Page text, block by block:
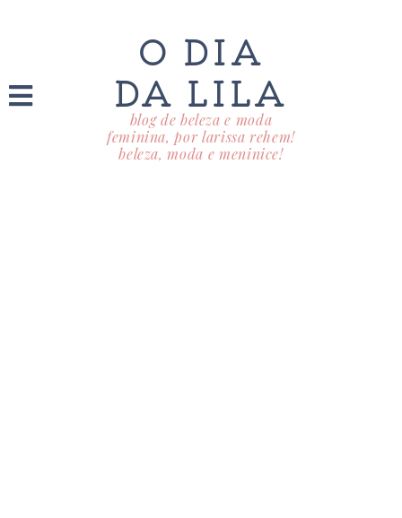
O DIA
DA LILA
blog de beleza e moda
feminina, por larissa rehem!
beleza, moda e meninice!